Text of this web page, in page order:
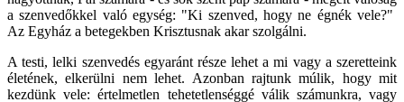
a szenvedőkkel való egység: "Ki szenved, hogy ne égnék vele?"
Az Egyház a betegekben Krisztusnak akar szolgálni.
A testi, lelki szenvedés egyaránt része lehet a mi vagy a szeretteink
életének, elkerülni nem lehet. Azonban rajtunk múlik, hogy mit
kezdünk vele: értelmetlen tehetetlenséggé válik számunkra, vagy